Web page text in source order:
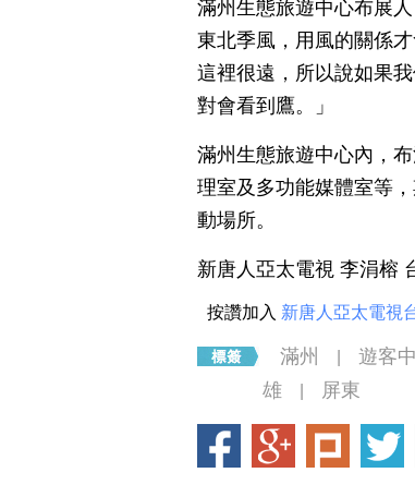
滿州生態旅遊中心布展
東北季風，用風的關係
這裡很遠，所以說如果
對會看到鷹。」
滿州生態旅遊中心內，
理室及多功能媒體室等
動場所。
新唐人亞太電視 李涓榕
按讚加入 新唐人亞太電視
滿州 遊客
雄
屏東